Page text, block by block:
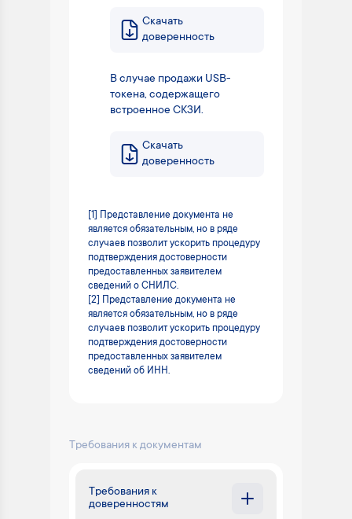
Скачать
доверенность
В случае продажи USB-
токена, содержащего
встроенное СКЗИ.
Скачать
доверенность
[1] Представление документа не
является обязательным, но в ряде
случаев позволит ускорить процедуру
подтверждения достоверности
предоставленных заявителем
сведений о СНИЛС.
[2] Представление документа не
является обязательным, но в ряде
случаев позволит ускорить процедуру
подтверждения достоверности
предоставленных заявителем
сведений об ИНН.
Требования к документам
Требования к
доверенностям